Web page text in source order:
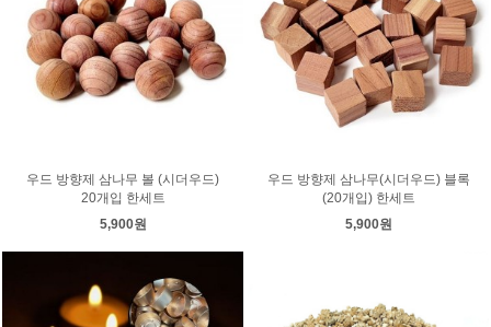
우드 방향제 삼나무 볼 (시더우드)
20개입 한세트
5,900원
우드 방향제 삼나무(시더우드) 블록
(20개입) 한세트
5,900원